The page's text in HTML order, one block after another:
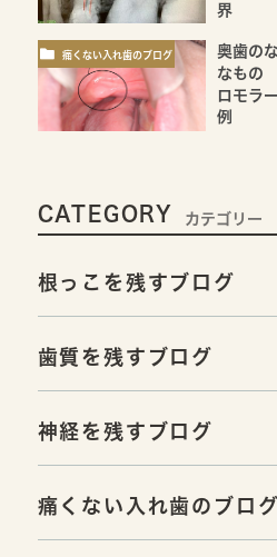
界
痛くない入れ歯のブログ
奥歯の
なもの
ロモラ
例
CATEGORY カテゴリー
根っこを残すブログ
歯質を残すブログ
神経を残すブログ
痛くない入れ歯のブログ